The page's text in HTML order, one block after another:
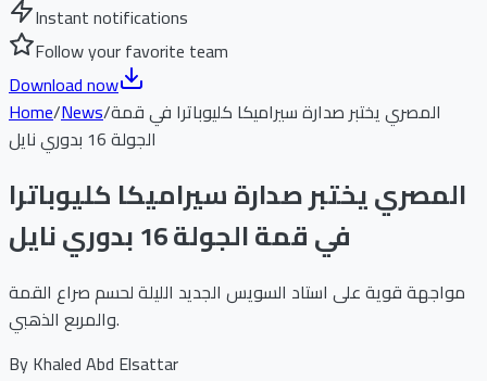
Instant notifications
Follow your favorite team
Download now
Home/News/المصري يختبر صدارة سيراميكا كليوباترا في قمة
الجولة 16 بدوري نايل
المصري يختبر صدارة سيراميكا كليوباترا
في قمة الجولة 16 بدوري نايل
مواجهة قوية على استاد السويس الجديد الليلة لحسم صراع القمة
والمربع الذهبي.
ByKhaled Abd Elsattar